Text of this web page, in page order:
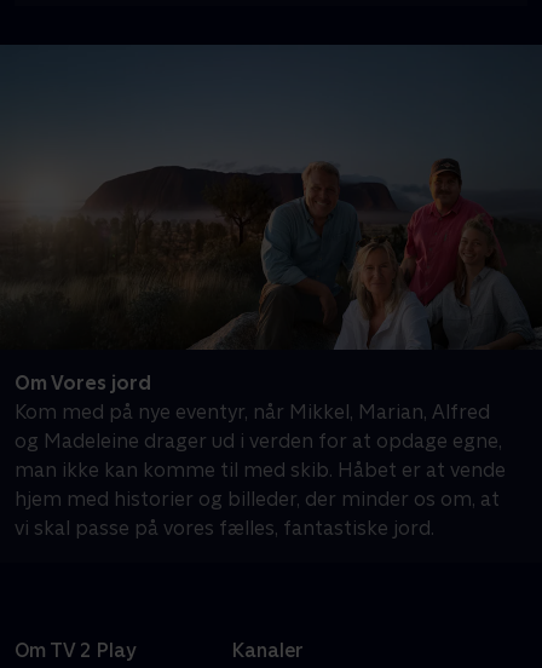
Om Vores jord
Kom med på nye eventyr, når Mikkel, Marian, Alfred
og Madeleine drager ud i verden for at opdage egne,
man ikke kan komme til med skib. Håbet er at vende
hjem med historier og billeder, der minder os om, at
vi skal passe på vores fælles, fantastiske jord.
Om TV 2 Play Kanaler